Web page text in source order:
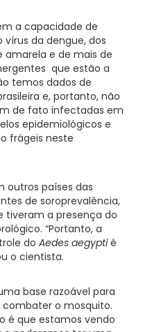
a capacidade de
vírus da dengue, dos
amarela e de mais de
que estão a
temos dados de
e, portanto, não
de fato infectadas em
epidemiológicos e
frágeis neste
outros países das
de soroprevalência,
tiveram a presença do
“Portanto, a
do Aedes aegyptié
o cientista.
base razoável para
o mosquito.
é que estamos vendo